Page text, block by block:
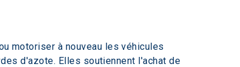
motoriser à nouveau les véhicules
d'azote. Elles soutiennent l'achat de